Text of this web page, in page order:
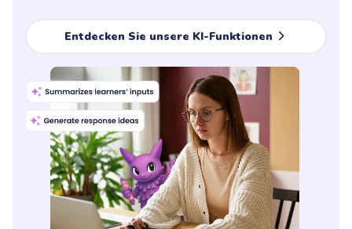
Entdecken Sie unsere KI-Funktionen